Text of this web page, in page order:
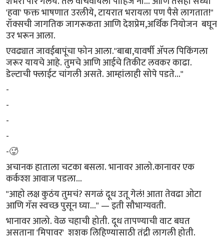
'हवा' फक्त भाषणात उरलीये, टायरात भरायला पण पैसे लागतात!"
रॉक्सची जागतिक जागरूकता आणि देशप्रेम,अर्थिक नियोजन बघून
उर भरून आला.
एवढ्यात जावईबापूंचा फोन आला."बाबा,यावर्षी ॲपल पिकिंगला
जरूर यायचे आहे. तुमचे आणि आईचे तिकीट लवकर काढा.
डेल्टाची फ्लाईट चांगली असते. आम्हांलाही सोपे पडते..."
-
-
-
-
-🥵
अचानक हाताला चटका बसला. भानावर आलो.कानावर एक
कर्कश्श आवाज पडला...
"आहो लक्ष कुठंय तुमचं? सगळं दूध उतू गेलं! आता तेवढा ओटा
आणि गॅस स्वच्छ पुसून घ्या..." — इती सौभाग्यवती.
भानावर आलो. वेळ चहाची होती. दूध तापण्याची वाट बघत
असताना 'मिपावर' शशक लिहिण्यासाठी तंद्री लागली होती.